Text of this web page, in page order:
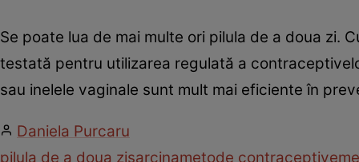
Se poate lua de mai multe ori pilula de a doua zi.
testată pentru utilizarea regulată a
sau inelele vaginale sunt mult mai eficiente în
Daniela Purcaru
pilula de a doua zisarcinametode contraceptive